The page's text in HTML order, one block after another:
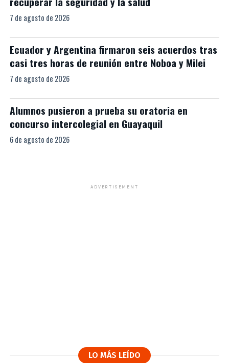
7 de agosto de 2026
Ecuador y Argentina firmaron seis acuerdos tras
casi tres horas de reunión entre Noboa y Milei
7 de agosto de 2026
Alumnos pusieron a prueba su oratoria en
concurso intercolegial en Guayaquil
6 de agosto de 2026
ADVERTISEMENT
LO MÁS LEÍDO